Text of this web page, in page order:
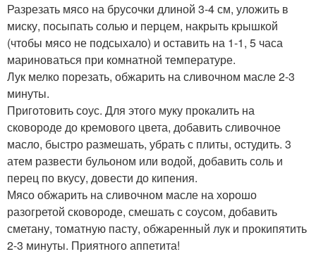
Разрезать мясо на брусочки длиной 3-4 см, уложить в
миску, посыпать солью и перцем, накрыть крышкой
(чтобы мясо не подсыхало) и оставить на 1-1, 5 часа
мариноваться при комнатной температуре.
Лук мелко порезать, обжарить на сливочном масле 2-3
минуты.
Приготовить соус. Для этого муку прокалить на
сковороде до кремового цвета, добавить сливочное
масло, быстро размешать, убрать с плиты, остудить. 3
атем развести бульоном или водой, добавить соль и
перец по вкусу, довести до кипения.
Мясо обжарить на сливочном масле на хорошо
разогретой сковороде, смешать с соусом, добавить
сметану, томатную пасту, обжаренный лук и прокипятить
2-3 минуты. Приятного аппетита!